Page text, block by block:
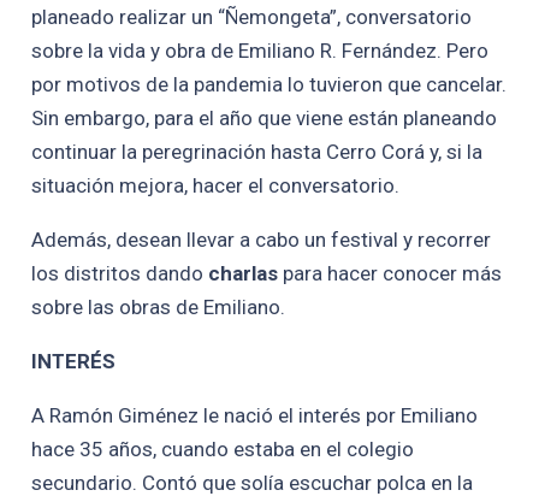
planeado realizar un “Ñemongeta”, conversatorio
sobre la vida y obra de Emiliano R. Fernández. Pero
por motivos de la pandemia lo tuvieron que cancelar.
Sin embargo, para el año que viene están planeando
continuar la peregrinación hasta Cerro Corá y, si la
situación mejora, hacer el conversatorio.
Además, desean llevar a cabo un festival y recorrer
los distritos dando charlas para hacer conocer más
sobre las obras de Emiliano.
INTERÉS
A Ramón Giménez le nació el interés por Emiliano
hace 35 años, cuando estaba en el colegio
secundario. Contó que solía escuchar polca en la